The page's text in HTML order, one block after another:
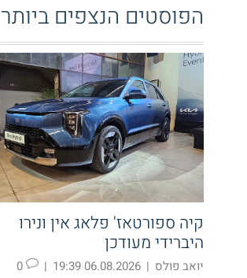
הפוסטים הנצפים ביותר
קיה ספורטאז' פלאג אין ונירו
היברידי מעודכן
יואב פולס |
06.08.2026 19:39
|
0